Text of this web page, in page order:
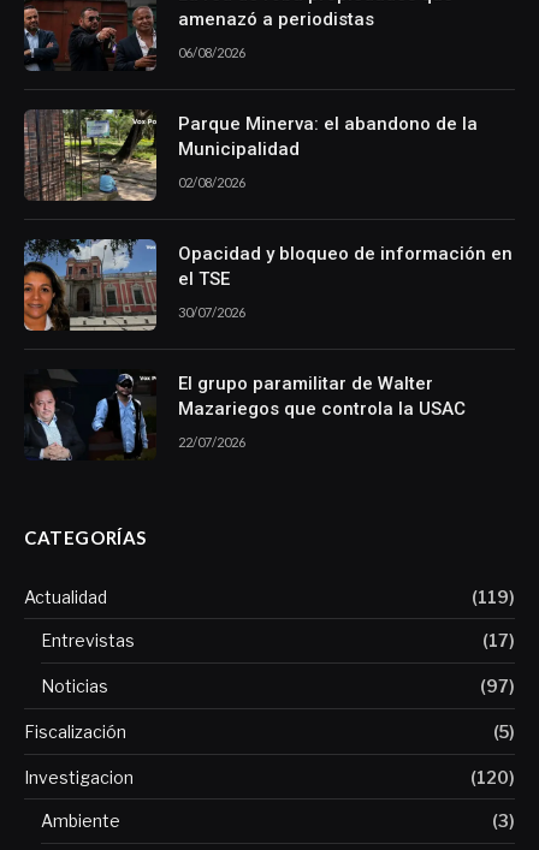
amenazó a periodistas
06/08/2026
Parque Minerva: el abandono de la
Municipalidad
02/08/2026
Opacidad y bloqueo de información en
el TSE
30/07/2026
El grupo paramilitar de Walter
Mazariegos que controla la USAC
22/07/2026
CATEGORÍAS
Actualidad (119)
Entrevistas (17)
Noticias (97)
Fiscalización (5)
Investigacion (120)
Ambiente (3)